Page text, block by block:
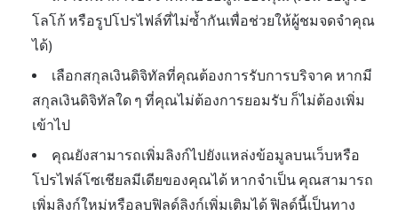
โลโก้ หรือรูปโปรไฟล์ที่ไม่ซ้ำกันเพื่อช่วยให้ผู้ชมจดจำคุณ
ได้)
เลือกสกุลเงินดิจิทัลที่คุณต้องการรับการบริจาค หากมี
สกุลเงินดิจิทัลใด ๆ ที่คุณไม่ต้องการยอมรับ ก็ไม่ต้องเพิ่ม
เข้าไป
คุณยังสามารถเพิ่มลิงก์ไปยังแหล่งข้อมูลบนเว็บหรือ
โปรไฟล์โซเชียลมีเดียของคุณได้ หากจำเป็น คุณสามารถ
เพิ่มลิงก์ใหม่หรือลบฟิลด์ลิงก์เพิ่มเติมได้ ฟิลด์นี้เป็นทาง